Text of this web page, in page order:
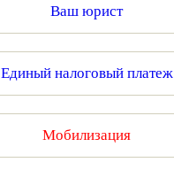
Ваш юрист
Единый налоговый платеж
Мобилизация